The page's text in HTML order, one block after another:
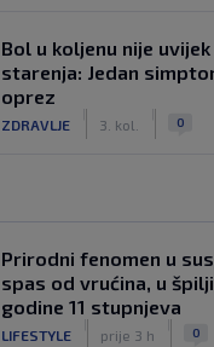
Bol u koljenu nije
starenja: Jedan
oprez
ZDRAVLJE 3. kol. 0
Prirodni fenomen u
spas od vrućina, u
godine 11 stupnjeva
LIFESTYLE prije 3 h 0